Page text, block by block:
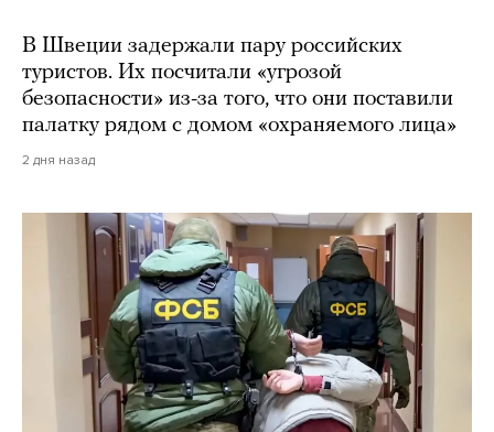
В Швеции задержали пару российских
туристов. Их посчитали «угрозой
безопасности» из-за того, что они поставили
палатку рядом с домом «охраняемого лица»
2 дня назад